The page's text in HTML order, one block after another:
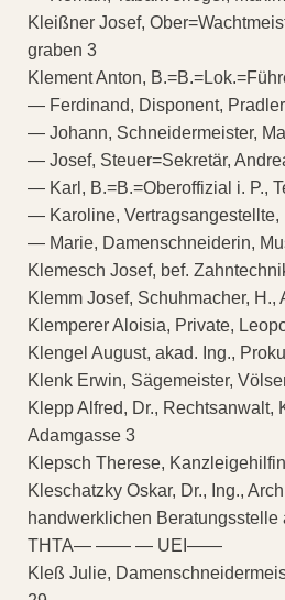
Kleißner Josef,
graben 3
Klement Anton,
— Ferdinand, Disponent,
— Johann, Schneidermeister,
— Josef, Steuer=Sekretär,
— Karl, B.=B.=Oberoffizial i. P.,
— Karoline, Vertragsangestellte,
— Marie, Damenschneiderin,
Klemesch Josef, bef.
Klemm Josef, Schuhmacher, H.,
Klemperer Aloisia, Private,
Klengel August, akad. Ing.,
Klenk Erwin, Sägemeister,
Klepp Alfred, Dr., Rechtsanwalt,
Adamgasse 3
Klepsch Therese,
Kleschatzky Oskar, Dr., Ing.,
handwerklichen
THTA— —— — UEI——
Kleß Julie,